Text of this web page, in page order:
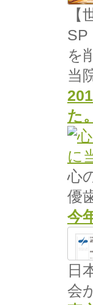
SP
を
当
た。
心
優
今
日
会